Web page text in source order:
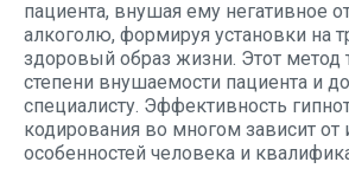
пациента, внушая ему негативное
алкоголю, формируя установки на
здоровый образ жизни. Этот метод
степени внушаемости пациента и
специалисту. Эффективность
кодирования во многом зависит
особенностей человека и